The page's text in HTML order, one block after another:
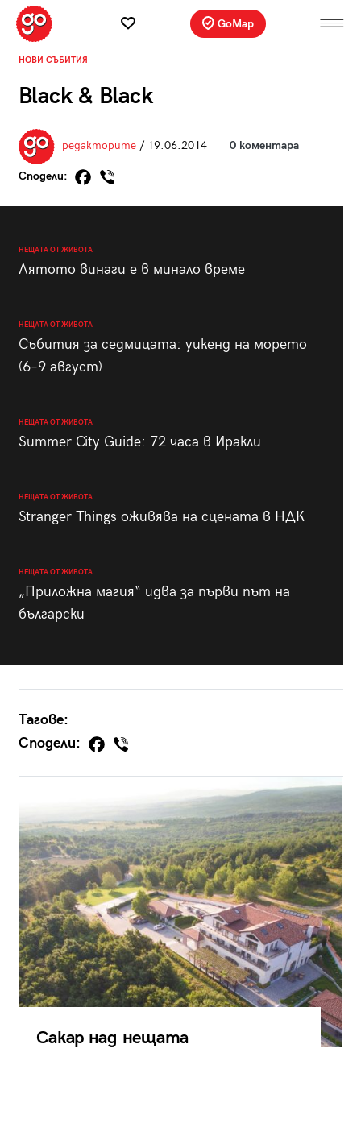
GoMap
НОВИ СЪБИТИЯ
Black & Black
редакторите/ 19.06.2014 0 коментара
Сподели:
НЕЩАТА ОТ ЖИВОТА
Лятото винаги е в минало време
НЕЩАТА ОТ ЖИВОТА
Събития за седмицата: уикенд на морето
(6–9 август)
НЕЩАТА ОТ ЖИВОТА
Summer City Guide: 72 часа в Иракли
НЕЩАТА ОТ ЖИВОТА
Stranger Things оживява на сцената в НДК
НЕЩАТА ОТ ЖИВОТА
„Приложна магия“ идва за първи път на
български
Тагове:
Сподели:
Сакар над нещата